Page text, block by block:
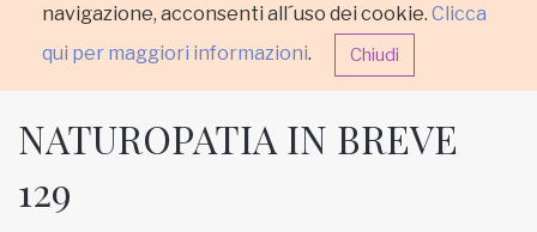
navigazione, acconsenti all´uso dei cookie. Clicca
qui per maggiori informazioni. Chiudi
NATUROPATIA IN BREVE
129